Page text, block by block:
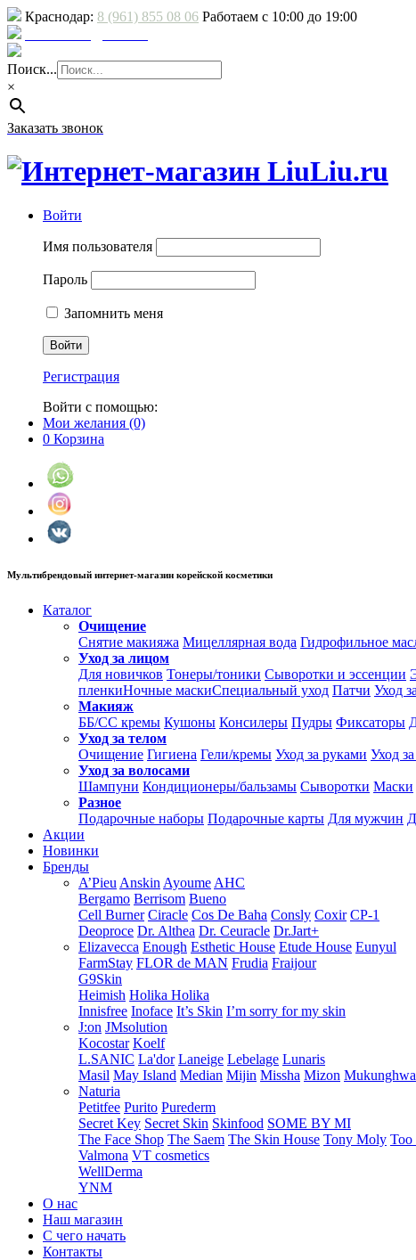
Краснодар: 8 (961) 855 08 06 Работаем с 10:00 до 19:00
Поиск...
×
Заказать звонок
Войти
Имя пользователя
Пароль
Запомнить меня
Регистрация
Войти с помощью:
Мои желания (0)
0 Корзина
Мультибрендовый интернет-магазин корейской косметики
Каталог
Очищение
Снятие макияжа Мицеллярная вода Гидрофильное
Уход за лицом
Для новичков Тонеры/тоники Сыворотки и эссенции
пленкиНочные маскиСпециальный уход Патчи Уход
Макияж
ББ/СС кремы Кушоны Консилеры Пудры Фиксаторы
Уход за телом
Очищение Гигиена Гели/кремы Уход за руками Уход
Уход за волосами
Шампуни Кондиционеры/бальзамы Сыворотки Маски
Разное
Подарочные наборы Подарочные карты Для мужчин
Акции
Новинки
Бренды
A’Pieu Anskin Ayoume AHC
Bergamo Berrisom Bueno
Cell Burner Ciracle Cos De Baha Consly Coxir CP-1
Deoproce Dr. Althea Dr. Ceuracle Dr.Jart+
Elizavecca Enough Esthetic House Etude House Eunyul
FarmStay FLOR de MAN Frudia Fraijour
G9Skin
Heimish Holika Holika
Innisfree Inoface It’s Skin I’m sorry for my skin
J:on JMsolution
Kocostar Koelf
L.SANIC La'dor Laneige Lebelage Lunaris
Masil May Island Median Mijin Missha Mizon Mukunghwa
Naturia
Petitfee Purito Purederm
Secret Key Secret Skin Skinfood SOME BY MI
The Face Shop The Saem The Skin House Tony Moly Too
Valmona VT cosmetics
WellDerma
YNM
О нас
Наш магазин
С чего начать
Контакты